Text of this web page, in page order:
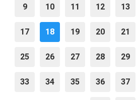
9 10 11 12 13
17 18 19 20 21
25 26 27 28 29
33 34 35 36 37